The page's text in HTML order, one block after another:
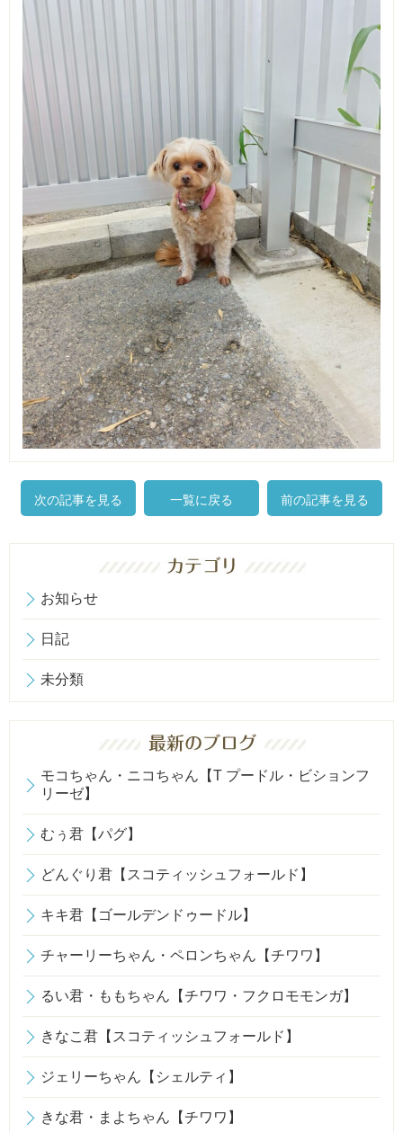
次の記事を見る 一覧に戻る 前の記事を見る
お知らせ
日記
未分類
モコちゃん・ニコちゃん【T プードル・ビションフ
リーゼ】
むぅ君【パグ】
どんぐり君【スコティッシュフォールド】
キキ君【ゴールデンドゥードル】
チャーリーちゃん・ペロンちゃん【チワワ】
るい君・ももちゃん【チワワ・フクロモモンガ】
きなこ君【スコティッシュフォールド】
ジェリーちゃん【シェルティ】
きな君・まよちゃん【チワワ】